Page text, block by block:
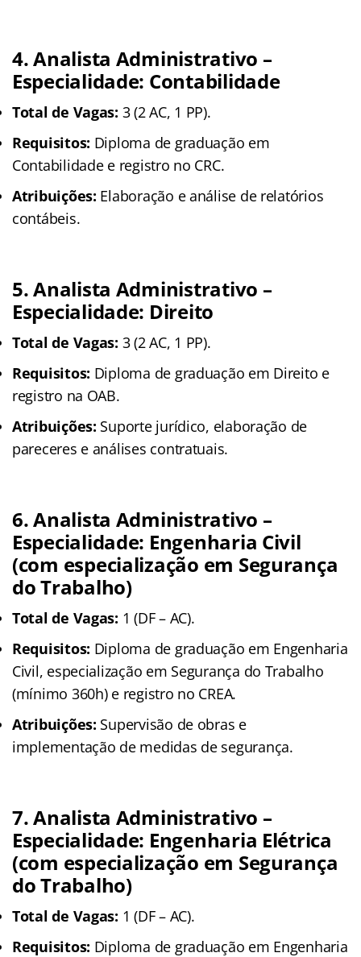
4. Analista Administrativo –
Especialidade: Contabilidade
Total de Vagas: 3 (2 AC, 1 PP).
Requisitos: Diploma de graduação em
Contabilidade e registro no CRC.
Atribuições: Elaboração e análise de relatórios
contábeis.
5. Analista Administrativo –
Especialidade: Direito
Total de Vagas: 3 (2 AC, 1 PP).
Requisitos: Diploma de graduação em Direito e
registro na OAB.
Atribuições: Suporte jurídico, elaboração de
pareceres e análises contratuais.
6. Analista Administrativo –
Especialidade: Engenharia Civil
(com especialização em Segurança
do Trabalho)
Total de Vagas: 1 (DF – AC).
Requisitos: Diploma de graduação em Engenharia
Civil, especialização em Segurança do Trabalho
(mínimo 360h) e registro no CREA.
Atribuições: Supervisão de obras e
implementação de medidas de segurança.
7. Analista Administrativo –
Especialidade: Engenharia Elétrica
(com especialização em Segurança
do Trabalho)
Total de Vagas: 1 (DF – AC).
Requisitos: Diploma de graduação em Engenharia